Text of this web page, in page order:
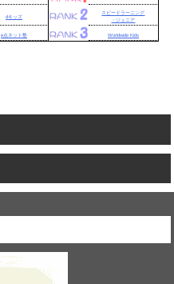
dキッズ
スピードラーニング
・ジュニア
e点ネット塾 Worldwide Kids